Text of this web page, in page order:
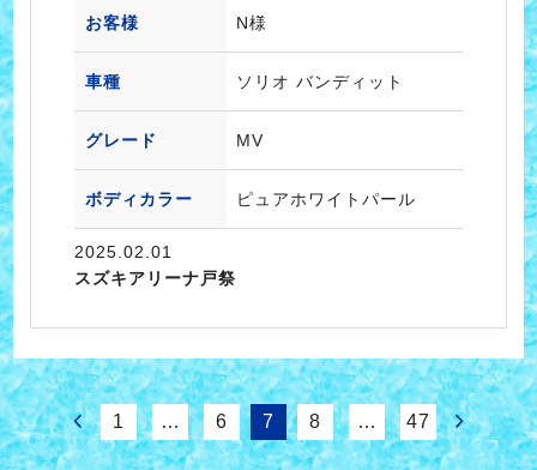
お客様 N様
車種 ソリオ バンディット
グレード MV
ボディカラー ピュアホワイトパール
2025.02.01
スズキアリーナ戸祭
1 … 6 7 8 … 47